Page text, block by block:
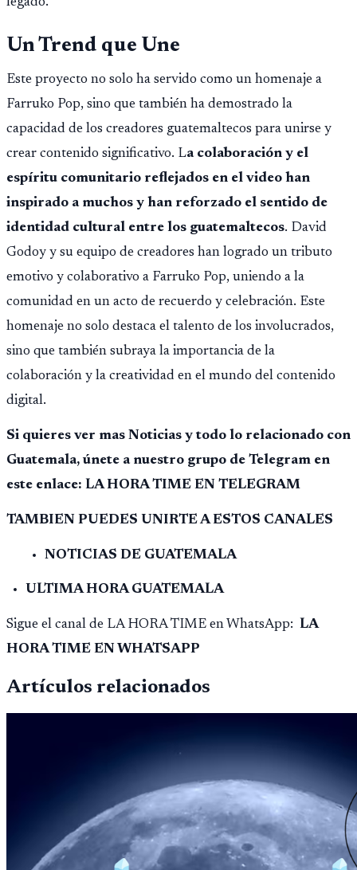
Un Trend que Une
Este proyecto no solo ha servido como un homenaje a
Farruko Pop, sino que también ha demostrado la
capacidad de los creadores guatemaltecos para unirse y
crear contenido significativo. La colaboración y el
espíritu comunitario reflejados en el video han
inspirado a muchos y han reforzado el sentido de
identidad cultural entre los guatemaltecos. David
Godoy y su equipo de creadores han logrado un tributo
emotivo y colaborativo a Farruko Pop, uniendo a la
comunidad en un acto de recuerdo y celebración. Este
homenaje no solo destaca el talento de los involucrados,
sino que también subraya la importancia de la
colaboración y la creatividad en el mundo del contenido
digital.
Si quieres ver mas Noticias y todo lo relacionado con
Guatemala, únete a nuestro grupo de Telegram en
este enlace: LA HORA TIME EN TELEGRAM
TAMBIEN PUEDES UNIRTE A ESTOS CANALES
NOTICIAS DE GUATEMALA
ULTIMA HORA GUATEMALA
Sigue el canal de LA HORA TIME en WhatsApp: LA
HORA TIME EN WHATSAPP
Artículos relacionados